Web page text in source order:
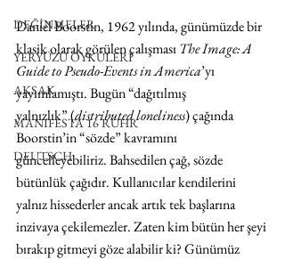
DEĞİNMELER
YERYÜZÜ ÖYKÜLERİ
AKSAK
MANIFESTA 16 RUHR
DEUTSCH
Daniel Boorstin, 1962 yılında, günümüzde bir
klasik olarak görülen çalışması The Image: A
Guide to Pseudo-Events in America’yı
yayımlamıştı. Bugün “dağıtılmış
yalnızlık” (distributed loneliness) çağında
Boorstin’in “sözde” kavramını
güncelleyebiliriz. Bahsedilen çağ, sözde
bütünlük çağıdır. Kullanıcılar kendilerini
yalnız hissederler ancak artık tek başlarına
inzivaya çekilemezler. Zaten kim bütün her şeyi
bırakıp gitmeyi göze alabilir ki? Günümüz